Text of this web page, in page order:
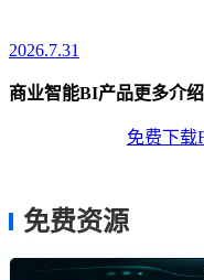
2026.7.31
商业智能BI产品更多介绍
免费下载
免费资源